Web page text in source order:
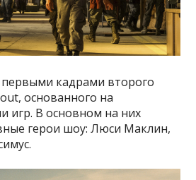
первыми кадрами второго
основанного на
игр. В основном на них
герои шоу: Люси Маклин,